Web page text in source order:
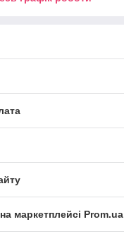
маркетплейсі Prom.ua